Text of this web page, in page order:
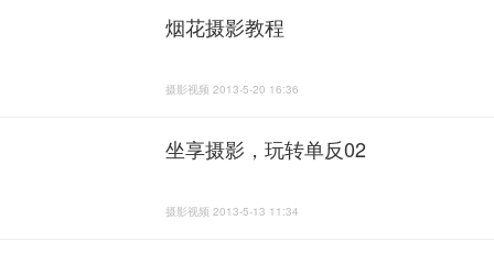
烟花摄影教程
摄影视频 2013-5-20 16:36
坐享摄影，玩转单反02
摄影视频 2013-5-13 11:34